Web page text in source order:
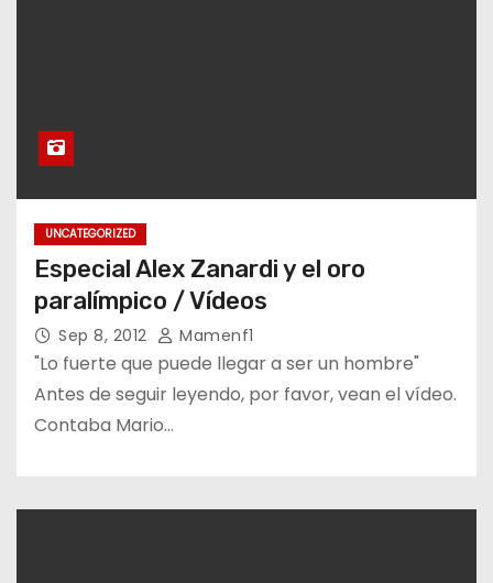
UNCATEGORIZED
Especial Alex Zanardi y el oro
paralímpico / Vídeos
Sep 8, 2012 Mamenf1
"Lo fuerte que puede llegar a ser un hombre"
Antes de seguir leyendo, por favor, vean el vídeo.
Contaba Mario…